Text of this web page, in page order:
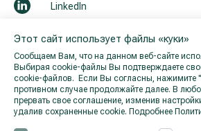
Этот сайт использует файлы «куки»
Сообщаем Вам, что на данном веб-сайте
Выбирая cookie-файлы Вы подтверждаете
cookie-файлов. Если Вы согласны, нажимите
противном случае продолжайте далее. В
прервать свое соглашение, изменив
удалив сохраненные cookie. Подробнее
LinkedIn
Youtube